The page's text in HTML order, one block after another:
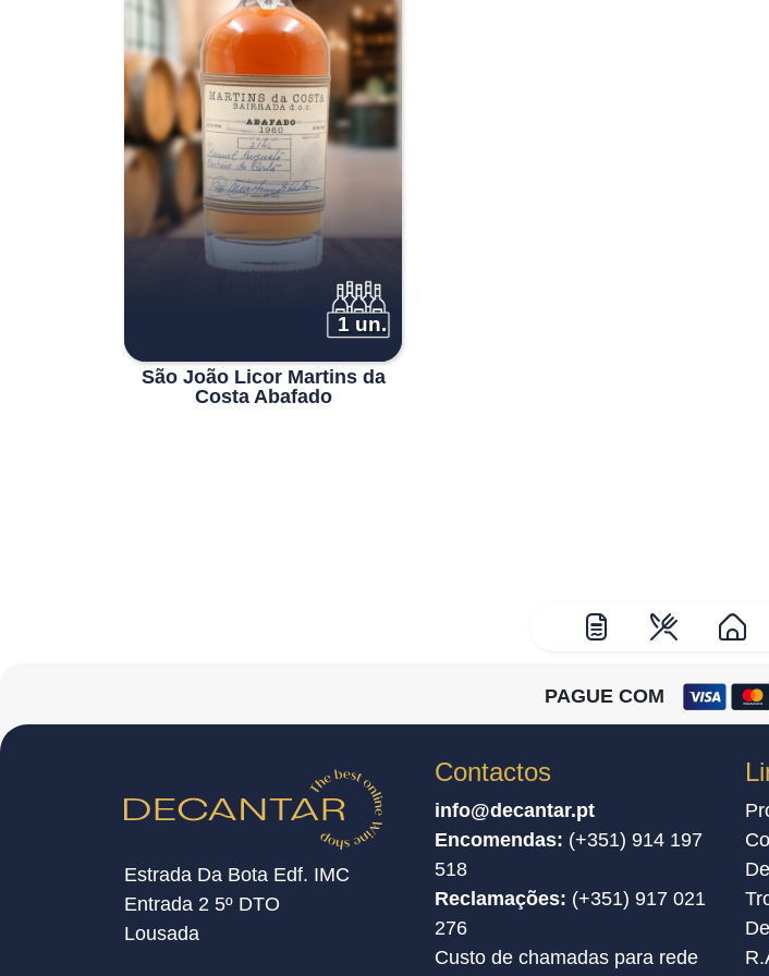
1 un.
São João Licor Martins da
Costa Abafado
PAGUE COM
Estrada Da Bota Edf. IMC
Entrada 2 5º DTO
Lousada
Contactos
info@decantar.pt
Encomendas: (+351) 914 197
518
Reclamações: (+351) 917 021
276
Custo de chamadas para rede